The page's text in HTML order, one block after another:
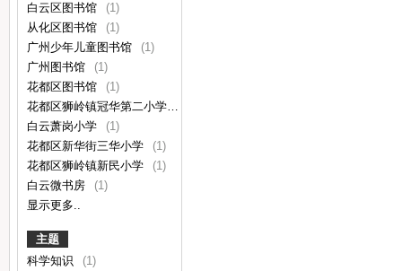
白云区图书馆
(1)
从化区图书馆
(1)
广州少年儿童图书馆
(1)
广州图书馆
(1)
花都区图书馆
(1)
花都区狮岭镇冠华第二小学(1)
白云萧岗小学
(1)
花都区新华街三华小学
(1)
花都区狮岭镇新民小学
(1)
白云微书房
(1)
显示更多..
主题
科学知识
(1)